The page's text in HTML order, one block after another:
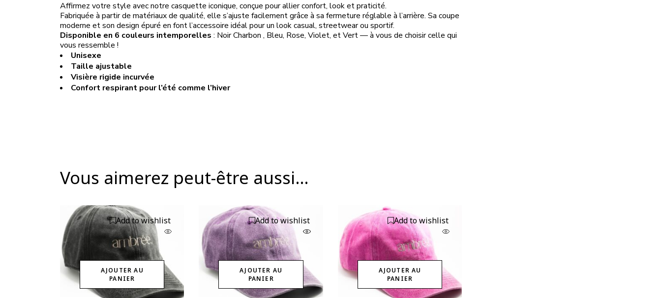
Affirmez votre style avec notre casquette iconique, conçue pour allier confort, look et praticité.
Fabriquée à partir de matériaux de qualité, elle s’ajuste facilement grâce à sa fermeture réglable à l’arrière. Sa coupe
moderne et son design épuré en font l’accessoire idéal pour un look casual, streetwear ou sportif.
Disponible en 6 couleurs intemporelles : Noir Charbon , Bleu, Rose, Violet, et Vert — à vous de choisir celle qui
vous ressemble !
Unisexe
Taille ajustable
Visière rigide incurvée
Confort respirant pour l’été comme l’hiver
Vous aimerez peut-être aussi…
AJOUTER AU
PANIER
Add to wishlist
AJOUTER AU
PANIER
Add to wishlist
AJOUTER AU
PANIER
Add to wishlist